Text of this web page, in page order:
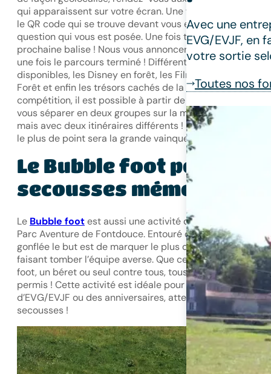
Avec une
EVG/EVJF, en
votre sortie
Toutes nos
qui apparaissent sur votre écran. Une fois arrivés,
le QR code qui se trouve devant vous et répondez à la
question qui vous est posée. Une fois terminé, avancez à
prochaine balise ! Nous vous annoncerons le score
une fois le parcours terminé ! Différentes thématiques
disponibles, les Disney en forêt, les Films d’Aventure en
Forêt et enfin les trésors cachés de la forêt. Pour plus de
compétition, il est possible à partir de 6 personnes de
vous séparer en deux groupes sur la même thématique
mais avec deux itinéraires différents ! L’équipe qui
le plus de point sera la grande vainqueur.
Le Bubble foot pour des
secousses mémorables
Le Bubble footest aussi une activité que l’on retrouve au
Parc Aventure de Fontdouce. Entouré d’une grosse bulle
gonflée le but est de marquer le plus de point possible
faisant tomber l’équipe averse. Que cela soit une partie
foot, un béret ou seul contre tous, tous les coups sont
permis ! Cette activité est idéale pour des groupes
d’EVG/EVJF ou des anniversaires, attention aux
secousses !